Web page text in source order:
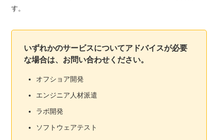
す。
いずれかのサービスについてアドバイスが必要
な場合は、お問い合わせください。
オフショア開発
エンジニア人材派遣
ラボ開発
ソフトウェアテスト